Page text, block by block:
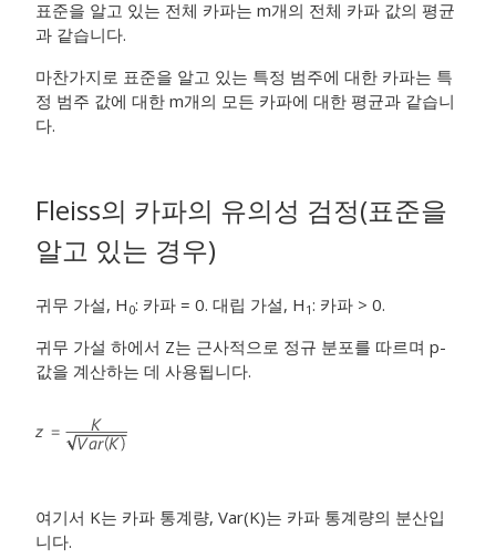
표준을 알고 있는 전체 카파는 m개의 전체 카파 값의 평균
과 같습니다.
마찬가지로 표준을 알고 있는 특정 범주에 대한 카파는 특
정 범주 값에 대한 m개의 모든 카파에 대한 평균과 같습니
다.
Fleiss의 카파의 유의성 검정(표준을
알고 있는 경우)
귀무 가설, H 0: 카파 = 0. 대립 가설, H 1: 카파 > 0.
귀무 가설 하에서 Z는 근사적으로 정규 분포를 따르며 p-
값을 계산하는 데 사용됩니다.
여기서 K는 카파 통계량, Var(K)는 카파 통계량의 분산입
니다.